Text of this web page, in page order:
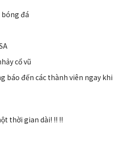
đá
cổ vũ
báo đến các thành viên ngay khi
thời gian dài! !! !!